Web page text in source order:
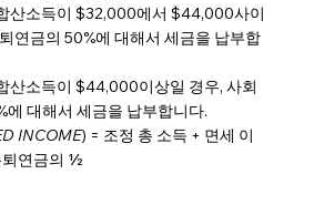
산소득이 $32,000에서 $44,000사이
연금의 50%에 대해서 세금을 납부합
산소득이 $44,000이상일 경우, 사회
에 대해서 세금을 납부합니다.
INCOME) = 조정 총 소득 + 면세 이
연금의 ½